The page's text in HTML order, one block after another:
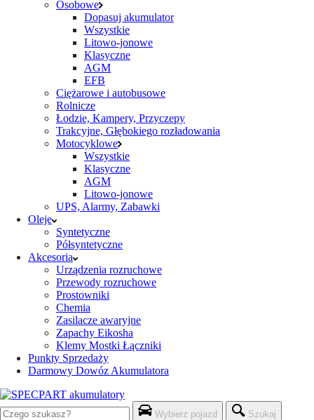
Osobowe
Dopasuj akumulator
Wszystkie
Litowo-jonowe
Klasyczne
AGM
EFB
Ciężarowe i autobusowe
Rolnicze
Łodzie, Kampery, Przyczepy
Trakcyjne, Głębokiego rozładowania
Motocyklowe
Wszystkie
Klasyczne
AGM
Litowo-jonowe
UPS, Alarmy, Zabawki
Oleje
Syntetyczne
Półsyntetyczne
Akcesoria
Urządzenia rozruchowe
Przewody rozruchowe
Prostowniki
Chemia
Zasilacze awaryjne
Zapachy Eikosha
Klemy Mostki Łączniki
Punkty Sprzedaży
Darmowy Dowóz Akumulatora
Wybierz pojazd Szukaj